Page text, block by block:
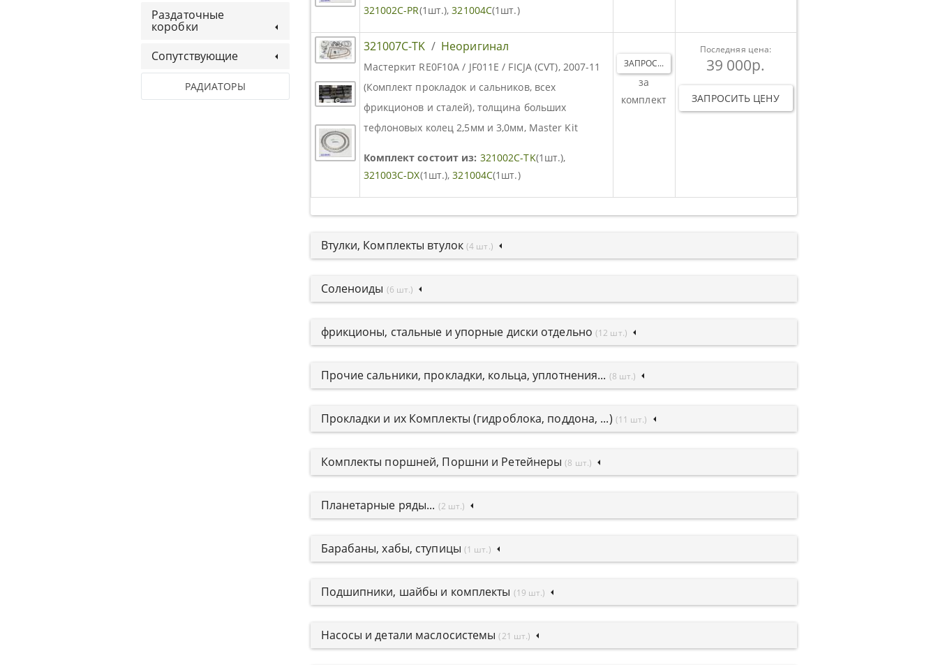
Раздаточные
коробки
Сопутствующие
РАДИАТОРЫ
321002C-PR(1шт.),321004C(1шт.)
321007C-TK / Неоригинал
Мастеркит RE0F10A / JF011E / FICJA (CVT), 2007-11
(Комплект прокладок и сальников, всех
фрикционов и сталей), толщина больших
тефлоновых колец 2,5мм и 3,0мм, Master Kit
Комплект состоит из: 321002C-TK(1шт.),
321003C-DX(1шт.),321004C(1шт.)
ЗАПРОС...
за
комплект
Последняя цена:
39 000р.
ЗАПРОСИТЬ ЦЕНУ
Втулки, Комплекты втулок (4 шт.)
Соленоиды (6 шт.)
фрикционы, стальные и упорные диски отдельно (12 шт.)
Прочие сальники, прокладки, кольца, уплотнения... (8 шт.)
Прокладки и их Комплекты (гидроблока, поддона, ...) (11 шт.)
Комплекты поршней, Поршни и Ретейнеры(8 шт.)
Планетарные ряды... (2 шт.)
Барабаны, хабы, ступицы (1 шт.)
Подшипники, шайбы и комплекты (19 шт.)
Насосы и детали маслосистемы(21 шт.)